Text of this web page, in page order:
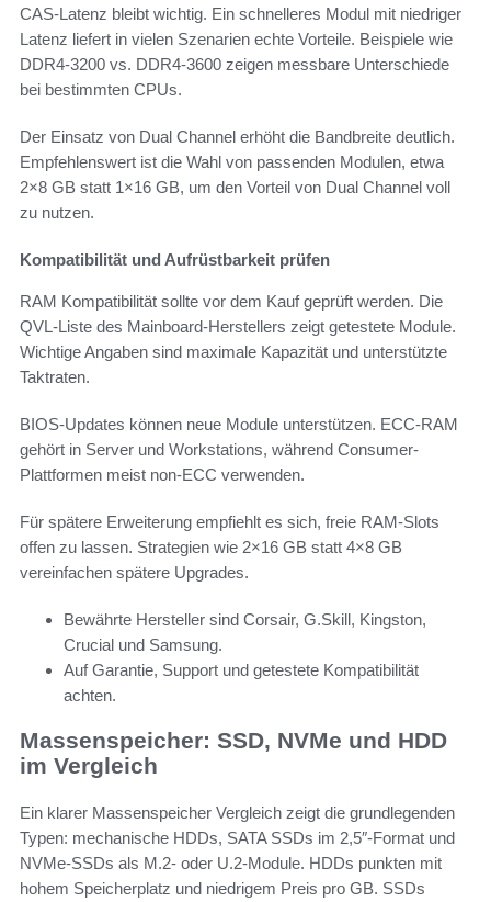
CAS-Latenz bleibt wichtig. Ein schnelleres Modul mit niedriger
Latenz liefert in vielen Szenarien echte Vorteile. Beispiele wie
DDR4-3200 vs. DDR4-3600 zeigen messbare Unterschiede
bei bestimmten CPUs.
Der Einsatz von Dual Channel erhöht die Bandbreite deutlich.
Empfehlenswert ist die Wahl von passenden Modulen, etwa
2×8 GB statt 1×16 GB, um den Vorteil von Dual Channel voll
zu nutzen.
Kompatibilität und Aufrüstbarkeit prüfen
RAM Kompatibilität sollte vor dem Kauf geprüft werden. Die
QVL-Liste des Mainboard-Herstellers zeigt getestete Module.
Wichtige Angaben sind maximale Kapazität und unterstützte
Taktraten.
BIOS-Updates können neue Module unterstützen. ECC-RAM
gehört in Server und Workstations, während Consumer-
Plattformen meist non-ECC verwenden.
Für spätere Erweiterung empfiehlt es sich, freie RAM-Slots
offen zu lassen. Strategien wie 2×16 GB statt 4×8 GB
vereinfachen spätere Upgrades.
Bewährte Hersteller sind Corsair, G.Skill, Kingston,
Crucial und Samsung.
Auf Garantie, Support und getestete Kompatibilität
achten.
Massenspeicher: SSD, NVMe und HDD
im Vergleich
Ein klarer Massenspeicher Vergleich zeigt die grundlegenden
Typen: mechanische HDDs, SATA SSDs im 2,5″-Format und
NVMe-SSDs als M.2- oder U.2-Module. HDDs punkten mit
hohem Speicherplatz und niedrigem Preis pro GB. SSDs